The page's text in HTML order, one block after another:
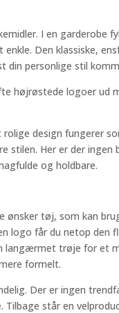
I en garderobe
Den klassiske,
din personlige stil
højrøstede logoer ud
design fungerer
stilen. Her er der
og holdbare.
tøj, som kan
logo får du netop den
langærmet trøje for et
formelt.
Der er ingen
står en